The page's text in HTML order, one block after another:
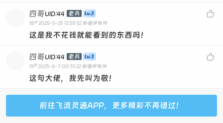

四哥UID:44 老兵
18 # 2025-5-25 13:59:52 新疆伊犁州
这是我不花钱就能看到的东西吗！

四哥UID:44 老兵
19# 2025-6-7 00:51:22 新疆伊犁州
这句大佬，我先叫为敬！
前往飞流灵通APP，更多精彩不再错过！